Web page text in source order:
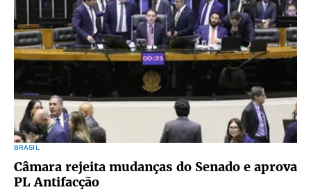
BRASIL
Câmara rejeita mudanças do Senado e aprova
PL Antifacção